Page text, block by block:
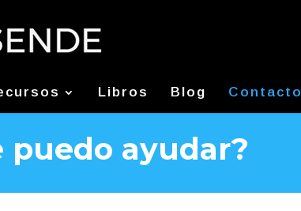
Libros Blog Contacto
puedo ayudar?